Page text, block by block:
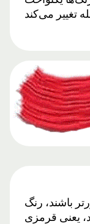
باشند، رنگ
یعنی قرمزی